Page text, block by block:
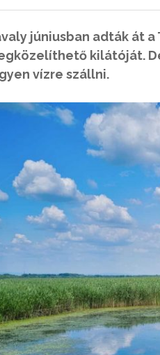
júniusban adták át
kilátóját.
vízre szállni.